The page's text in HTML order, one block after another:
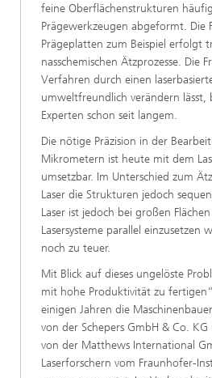
feine Oberflächenstrukturen
Prägewerkzeugen abgeformt. Die
Prägeplatten zum Beispiel erfolgt
nasschemischen Ätzprozesse. Die
Verfahren durch einen
umweltfreundlich verändern lässt,
Experten schon seit langem.
Die nötige Präzision in der
Mikrometern ist heute mit dem
umsetzbar. Im Unterschied zum
Laser die Strukturen jedoch
Laser ist jedoch bei großen
Lasersysteme parallel einzusetzen
noch zu teuer.
Mit Blick auf dieses ungelöste
mit hohe Produktivität zu
einigen Jahren die
von der Schepers GmbH & Co.
von der Matthews International
Laserforschern vom Fraunhofer-